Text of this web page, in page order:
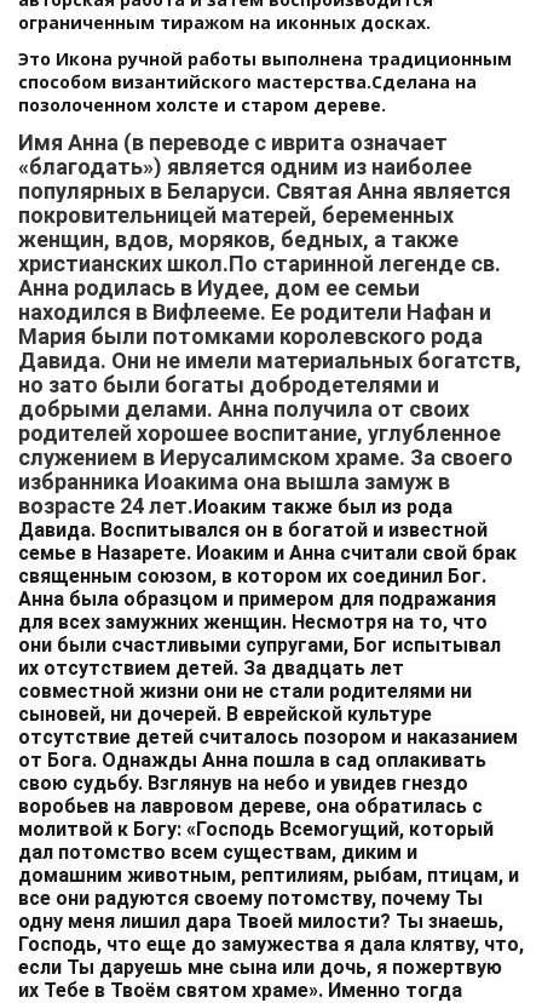
ограниченным тиражом на иконных досках.
Это Икона ручной работы выполнена традиционным
способом византийского мастерства.Сделана на
позолоченном холсте и старом дереве.
Имя Анна (в переводе с иврита означает
«благодать») является одним из наиболее
популярных в Беларуси. Святая Анна является
покровительницей матерей, беременных
женщин, вдов, моряков, бедных, а также
христианских школ.По старинной легенде св.
Анна родилась в Иудее, дом ее семьи
находился в Вифлееме. Ее родители Нафан и
Мария были потомками королевского рода
Давида. Они не имели материальных богатств,
но зато были богаты добродетелями и
добрыми делами. Анна получила от своих
родителей хорошее воспитание, углубленное
служением в Иерусалимском храме. За своего
избранника Иоакима она вышла замуж в
возрасте 24 лет.Иоаким также был из рода
Давида. Воспитывался он в богатой и известной
семье в Назарете. Иоаким и Анна считали свой брак
священным союзом, в котором их соединил Бог.
Анна была образцом и примером для подражания
для всех замужних женщин. Несмотря на то, что
они были счастливыми супругами, Бог испытывал
их отсутствием детей. За двадцать лет
совместной жизни они не стали родителями ни
сыновей, ни дочерей. В еврейской культуре
отсутствие детей считалось позором и наказанием
от Бога. Однажды Анна пошла в сад оплакивать
свою судьбу. Взглянув на небо и увидев гнездо
воробьев на лавровом дереве, она обратилась с
молитвой к Богу: «Господь Всемогущий, который
дал потомство всем существам, диким и
домашним животным, рептилиям, рыбам, птицам, и
все они радуются своему потомству, почему Ты
одну меня лишил дара Твоей милости? Ты знаешь,
Господь, что еще до замужества я дала клятву, что,
если Ты даруешь мне сына или дочь, я пожертвую
их Тебе в Твоём святом храме». Именно тогда